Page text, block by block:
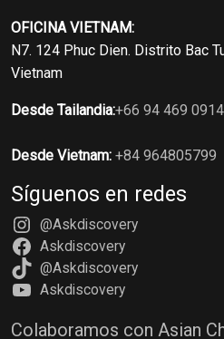
OFICINA VIETNAM:
N7. 124 Phuc Dien. Distrito Bac
Vietnam
Desde Tailandia:+66 94 469 0914
Desde Vietnam: +84 964805799
Síguenos en redes
@Askdiscovery
Askdiscovery
@Askdiscovery
Askdiscovery
Colaboramos con Asian